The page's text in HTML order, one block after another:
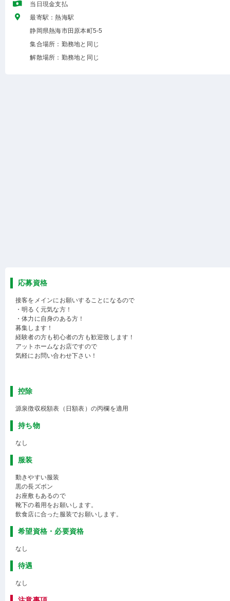
当日現金支払
最寄駅：熱海駅
静岡県熱海市田原本町5-5
集合場所：勤務地と同じ
解散場所：勤務地と同じ
応募資格
接客をメインにお願いすることになるので
・明るく元気な方！
・体力に自身のある方！
募集します！
経験者の方も初心者の方も歓迎致します！
アットホームなお店ですので
気軽にお問い合わせ下さい！
控除
源泉徴収税額表（日額表）の丙欄を適用
持ち物
なし
服装
動きやすい服装
黒の長ズボン
お座敷もあるので
靴下の着用をお願いします。
飲食店に合った服装でお願いします。
希望資格・必要資格
なし
待遇
なし